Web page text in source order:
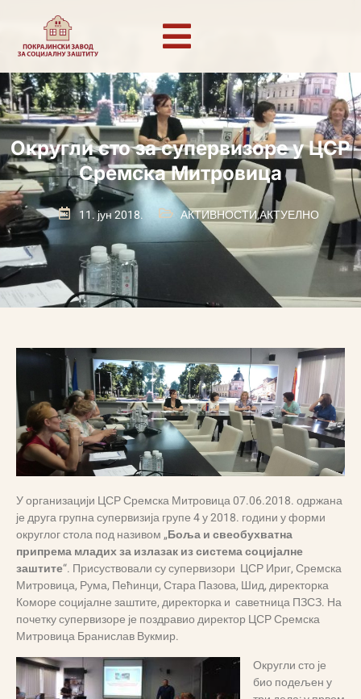
Округли сто за супервизоре у ЦСР
Сремска Митровица
11. јун 2018. АКТИВНОСТИ,АКТУЕЛНО
Уорганизацији ЦСР Сремска Митровица 07.06.2018. одржана
је друга групна супервизија групе 4 у 2018. години у форми
округлог стола под називом „Боља и свеобухватна
припрема младих за излазак из система социјалне
заштите“. Присуствовали су супервизори ЦСР Ириг, Сремска
Митровица, Рума, Пећинци, Стара Пазова, Шид, директорка
Коморе социјалне заштите, директорка и саветница ПЗСЗ. На
почетку супервизоре је поздравио директор ЦСР Сремска
Митровица Бранислав Вукмир.
Округли сто је
био подељен у